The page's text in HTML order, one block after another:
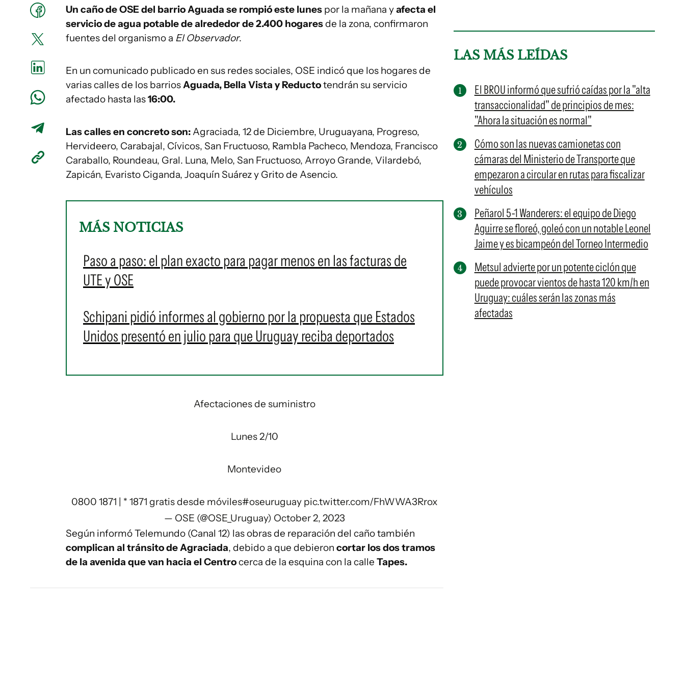
Un caño de OSE del barrio Aguada se rompió este lunes por la mañana yafecta el
servicio de agua potable de alrededor de 2.400 hogaresde la zona, confirmaron
fuentes del organismo a El Observador.
En un comunicado publicado en sus redes sociales, OSE indicó que los hogares de
varias calles de los barriosAguada, Bella Vista y Reductotendrán su servicio
afectado hasta las16:00.
Las calles en concreto son:Agraciada, 12 de Diciembre, Uruguayana, Progreso,
Hervideero, Carabajal, Cívicos, San Fructuoso, Rambla Pacheco, Mendoza, Francisco
Caraballo, Roundeau, Gral. Luna, Melo, San Fructuoso, Arroyo Grande, Vilardebó,
Zapicán, Evaristo Ciganda, Joaquín Suárez y Grito de Asencio.
MÁS NOTICIAS
Paso a paso: el plan exacto para pagar menos en las facturas de
UTE y OSE
Schipani pidió informes al gobierno por la propuesta que Estados
Unidos presentó en julio para que Uruguay reciba deportados
Afectaciones de suministro
Lunes 2/10
Montevideo
0800 1871 | * 1871 gratis desde móviles#oseuruguay pic.twitter.com/FhWWA3Rrox
— OSE (@OSE_Uruguay) October 2, 2023
Según informó Telemundo (Canal 12) las obras de reparación del caño también
complican al tránsito de Agraciada, debido a que debieron cortar los dos tramos
de la avenida que van hacia el Centrocerca de la esquina con la calle Tapes.
LAS MÁS LEÍDAS
El BROU informó que sufrió caídas por la "alta
transaccionalidad" de principios de mes:
"Ahora la situación es normal"
Cómo son las nuevas camionetas con
cámaras del Ministerio de Transporte que
empezaron a circular en rutas para fiscalizar
vehículos
Peñarol 5-1 Wanderers: el equipo de Diego
Aguirre se floreó, goleó con un notable Leonel
Jaime y es bicampeón del Torneo Intermedio
Metsul advierte por un potente ciclón que
puede provocar vientos de hasta 120 km/h en
Uruguay: cuáles serán las zonas más
afectadas